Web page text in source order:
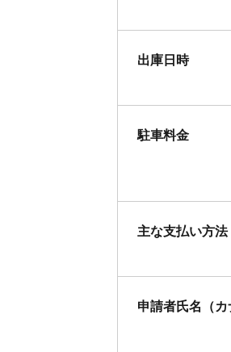
出庫日時
駐車料金
主な支払い方法
申請者氏名（カ